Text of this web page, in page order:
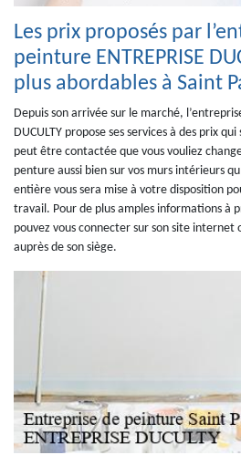
Les prix proposés par
peinture ENTREPRISE
plus abordables à Saint
Depuis son arrivée sur le marché,
DUCULTY propose ses services à des prix
peut être contactée que vous vouliez
penture aussi bien sur vos murs intérieurs
entière vous sera mise à votre disposition
travail. Pour de plus amples informations à
pouvez vous connecter sur son site
auprès de son siège.